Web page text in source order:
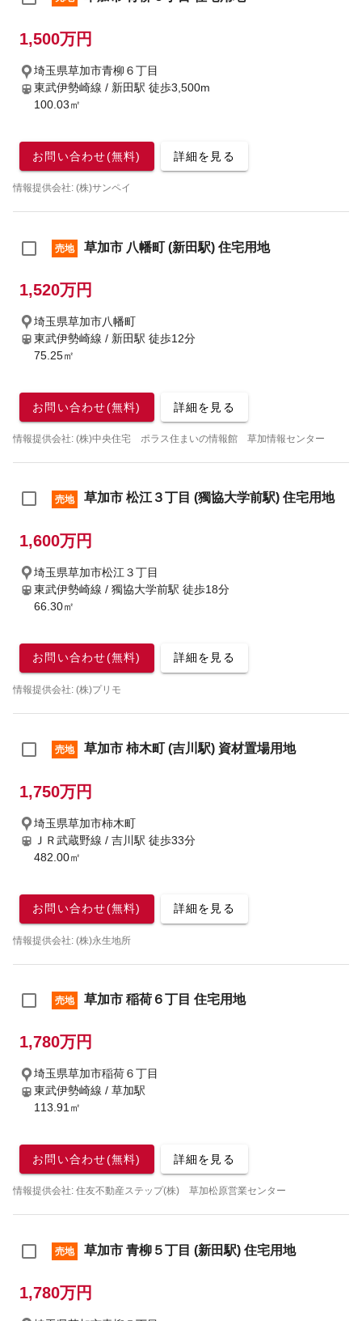
1,500万円
埼玉県草加市青柳６丁目
東武伊勢崎線 / 新田駅 徒歩3,500m
100.03㎡
お問い合わせ(無料) 詳細を見る
情報提供会社: (株)サンペイ
売地 草加市 八幡町 (新田駅) 住宅用地
1,520万円
埼玉県草加市八幡町
東武伊勢崎線 / 新田駅 徒歩12分
75.25㎡
お問い合わせ(無料) 詳細を見る
情報提供会社: (株)中央住宅 ポラス住まいの情報館 草加情報センター
売地 草加市 松江３丁目 (獨協大学前駅) 住宅用地
1,600万円
埼玉県草加市松江３丁目
東武伊勢崎線 / 獨協大学前駅 徒歩18分
66.30㎡
お問い合わせ(無料) 詳細を見る
情報提供会社: (株)プリモ
売地 草加市 柿木町 (吉川駅) 資材置場用地
1,750万円
埼玉県草加市柿木町
ＪＲ武蔵野線 / 吉川駅 徒歩33分
482.00㎡
お問い合わせ(無料) 詳細を見る
情報提供会社: (株)永生地所
売地 草加市 稲荷６丁目 住宅用地
1,780万円
埼玉県草加市稲荷６丁目
東武伊勢崎線 / 草加駅
113.91㎡
お問い合わせ(無料) 詳細を見る
情報提供会社: 住友不動産ステップ(株) 草加松原営業センター
売地 草加市 青柳５丁目 (新田駅) 住宅用地
1,780万円